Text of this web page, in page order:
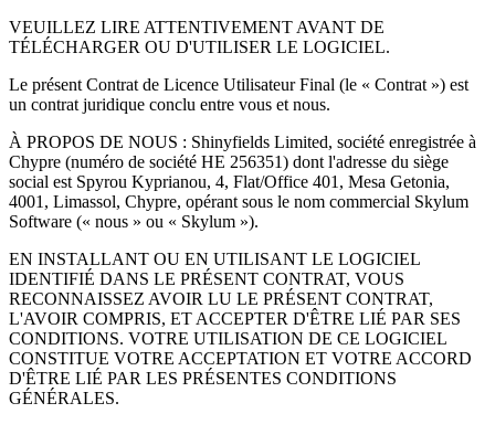
VEUILLEZ LIRE ATTENTIVEMENT AVANT DE
TÉLÉCHARGER OU D'UTILISER LE LOGICIEL.
Le présent Contrat de Licence Utilisateur Final (le « Contrat ») est
un contrat juridique conclu entre vous et nous.
À PROPOS DE NOUS : Shinyfields Limited, société enregistrée à
Chypre (numéro de société HE 256351) dont l'adresse du siège
social est Spyrou Kyprianou, 4, Flat/Office 401, Mesa Getonia,
4001, Limassol, Chypre, opérant sous le nom commercial Skylum
Software (« nous » ou « Skylum »).
EN INSTALLANT OU EN UTILISANT LE LOGICIEL
IDENTIFIÉ DANS LE PRÉSENT CONTRAT, VOUS
RECONNAISSEZ AVOIR LU LE PRÉSENT CONTRAT,
L'AVOIR COMPRIS, ET ACCEPTER D'ÊTRE LIÉ PAR SES
CONDITIONS. VOTRE UTILISATION DE CE LOGICIEL
CONSTITUE VOTRE ACCEPTATION ET VOTRE ACCORD
D'ÊTRE LIÉ PAR LES PRÉSENTES CONDITIONS
GÉNÉRALES.